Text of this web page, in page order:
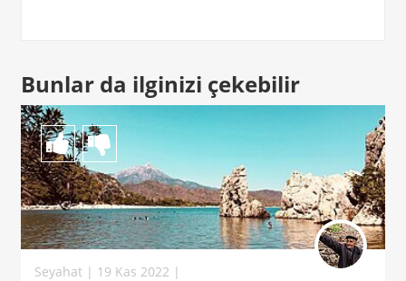
Bunlar da ilginizi çekebilir
Seyahat | 19 Kas 2022 |